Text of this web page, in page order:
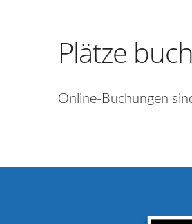
Plätze
Online-Buchungen